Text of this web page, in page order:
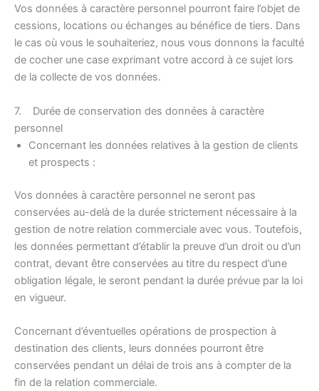
Vos données à caractère personnel pourront faire l’objet de
cessions, locations ou échanges au bénéfice de tiers. Dans
le cas où vous le souhaiteriez, nous vous donnons la faculté
de cocher une case exprimant votre accord à ce sujet lors
de la collecte de vos données.
7. Durée de conservation des données à caractère
personnel
Concernant les données relatives à la gestion de clients
et prospects :
Vos données à caractère personnel ne seront pas
conservées au-delà de la durée strictement nécessaire à la
gestion de notre relation commerciale avec vous. Toutefois,
les données permettant d’établir la preuve d’un droit ou d’un
contrat, devant être conservées au titre du respect d’une
obligation légale, le seront pendant la durée prévue par la loi
en vigueur.
Concernant d’éventuelles opérations de prospection à
destination des clients, leurs données pourront être
conservées pendant un délai de trois ans à compter de la
fin de la relation commerciale.